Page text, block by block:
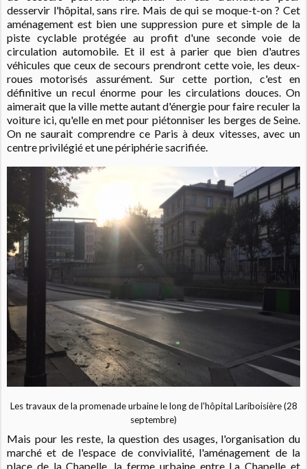
desservir l'hôpital, sans rire. Mais de qui se moque-t-on ? Cet
aménagement est bien une suppression pure et simple de la
piste cyclable protégée au profit d'une seconde voie de
circulation automobile. Et il est à parier que bien d'autres
véhicules que ceux de secours prendront cette voie, les deux-
roues motorisés assurément. Sur cette portion, c'est en
définitive un recul énorme pour les circulations douces. On
aimerait que la ville mette autant d'énergie pour faire reculer la
voiture ici, qu'elle en met pour piétonniser les berges de Seine.
On ne saurait comprendre ce Paris à deux vitesses, avec un
centre privilégié et une périphérie sacrifiée.
Les travaux de la promenade urbaine le long de l'hôpital Lariboisière (28
septembre)
Mais pour les reste, la question des usages, l'organisation du
marché et de l'espace de convivialité, l'aménagement de la
place de la Chapelle, la ferme urbaine entre La Chapelle et